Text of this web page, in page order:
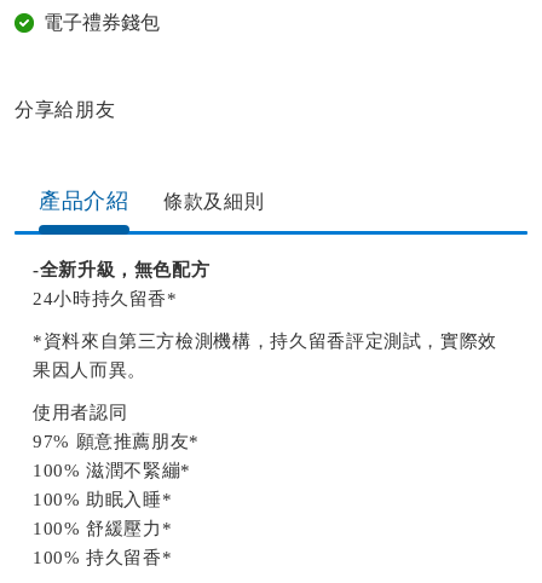
電子禮券錢包
分享給朋友​
產品介紹 條款及細則
-全新升級，無色配方
24小時持久留香*
*資料來自第三方檢測機構，持久留香評定測試，實際效
果因人而異。
使用者認同
97% 願意推薦朋友*
100% 滋潤不緊繃*
100% 助眠入睡*
100% 舒緩壓力*
100% 持久留香*